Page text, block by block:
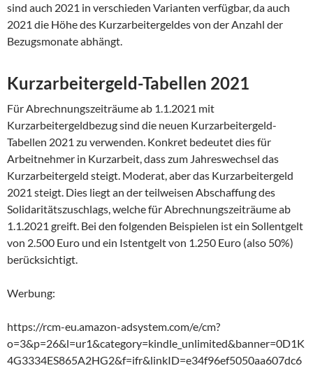
sind auch 2021 in verschieden Varianten verfügbar, da auch
2021 die Höhe des Kurzarbeitergeldes von der Anzahl der
Bezugsmonate abhängt.
Kurzarbeitergeld-Tabellen 2021
Für Abrechnungszeiträume ab 1.1.2021 mit
Kurzarbeitergeldbezug sind die neuen Kurzarbeitergeld-
Tabellen 2021 zu verwenden. Konkret bedeutet dies für
Arbeitnehmer in Kurzarbeit, dass zum Jahreswechsel das
Kurzarbeitergeld steigt. Moderat, aber das Kurzarbeitergeld
2021 steigt. Dies liegt an der teilweisen Abschaffung des
Solidaritätszuschlags, welche für Abrechnungszeiträume ab
1.1.2021 greift. Bei den folgenden Beispielen ist ein Sollentgelt
von 2.500 Euro und ein Istentgelt von 1.250 Euro (also 50%)
berücksichtigt.
Werbung:
https://rcm-eu.amazon-adsystem.com/e/cm?
o=3&p=26&l=ur1&category=kindle_unlimited&banner=0D1K
4G3334ES865A2HG2&f=ifr&linkID=e34f96ef5050aa607dc6